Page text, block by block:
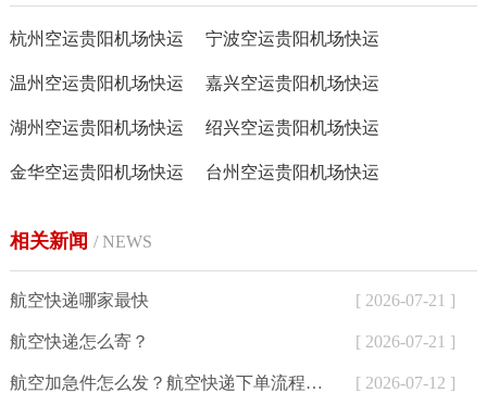
杭州空运贵阳机场快运 宁波空运贵阳机场快运
温州空运贵阳机场快运 嘉兴空运贵阳机场快运
湖州空运贵阳机场快运 绍兴空运贵阳机场快运
金华空运贵阳机场快运 台州空运贵阳机场快运
相关新闻 / NEWS
航空快递哪家最快 [ 2026-07-21 ]
航空快递怎么寄？ [ 2026-07-21 ]
航空加急件怎么发？航空快递下单流程与24小时寄件方式详解 [ 2026-07-12 ]